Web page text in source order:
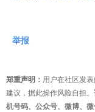
举报
郑重声明： 用户在社区发
建议，据此操作风险自担。
机号码、公众号、微博、